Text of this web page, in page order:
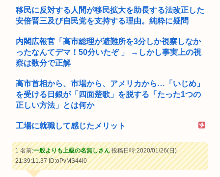
移民に反対する人間が移民拡大を助長する法改正した
安倍晋三及び自民党を支持する理由。純粋に疑問
内閣広報官「高市総理が避難所を3分しか視察しなか
ったなんてデマ！50分いたぞ 」 →しかし事実上の視
察は数分で正解
高市首相から、市場から、アメリカから…「いじめ」
を受ける日銀が「四面楚歌」を脱する「たった1つの
正しい方法」とは何か
工場に就職して感じたメリット
1 名前:一般よりも上級の名無しさん投稿日時:2020/01/26(日)
21:39:11.37ID:oPvMS44i0